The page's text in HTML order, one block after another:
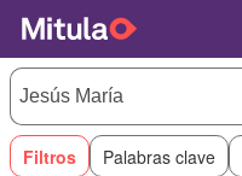
Filtros Palabras clave